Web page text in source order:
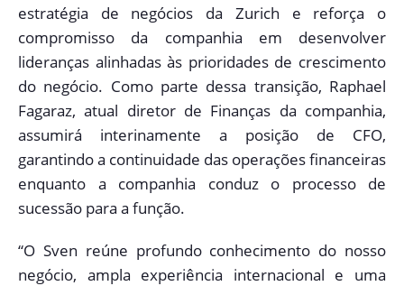
estratégia de negócios da Zurich e reforça o
compromisso da companhia em desenvolver
lideranças alinhadas às prioridades de crescimento
do negócio. Como parte dessa transição, Raphael
Fagaraz, atual diretor de Finanças da companhia,
assumirá interinamente a posição de CFO,
garantindo a continuidade das operações financeiras
enquanto a companhia conduz o processo de
sucessão para a função.
“O Sven reúne profundo conhecimento do nosso
negócio, ampla experiência internacional e uma